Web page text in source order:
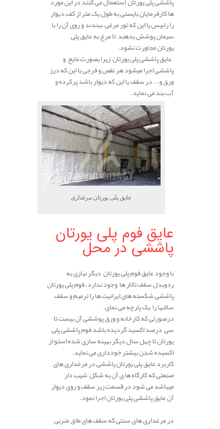
ها کارفرمایان بایستی به طول یک متر از کف،دیوار
را رابیس یا این که تور مرغی ببندند و روی آن را با
سیمان پوشش بدهند تا مرغ به عایق پلی
یورتان مجاورت نشود.
– عایق پاششی پلی یورتان زیرا بصورت مایع و
پاششی اجرا میشود هر نقص‌ و فرجی یا این که درز
ورق و … در سقف یا این که دیوار باشد پرکرده و
آب بند می نماید.
عایق پلی یورتان مرغداری
عایق فوم پلی یورتان
پاششی در محل
با وجود عایق فوم پلی یورتان دیگر نیازی به
ردوبدل سقف تالار ها وجود ندارد، فوم پلی یورتان
پاششی شکسته های ایرانیت ها را ترمیم و سقف
سالنها را یک پارچه می نمای.
درصورتی که کارخانه و ورق پوششی آن بیست تا
سی درصد اکسید گردیده باشد فوم پاششی پلی
یورتان تا چهل سال دیگر بهینه سازی شده استو از
اکسیده شدن بیشتر خودداری می نماید.
کاربرد عایق پلی یورتان پاششی در مرغداری های
صنعتی که کارگاه ها ی آن به شکل شیب دار
میباشد می شود در قسمت زیر سقف و روی دیوار
آن عایق پاششی پلی یورتان اجرا نمود.
در مرغداری های سنتی که سقف های طاق ضربی